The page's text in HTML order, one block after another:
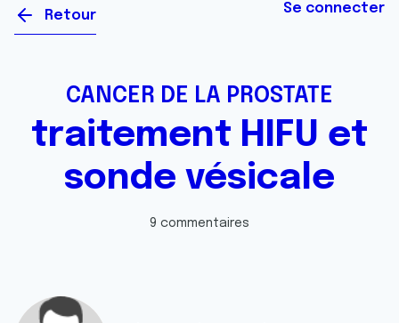
Retour Se connecter
CANCER DE LA PROSTATE
traitement HIFU et
sonde vésicale
9 commentaires